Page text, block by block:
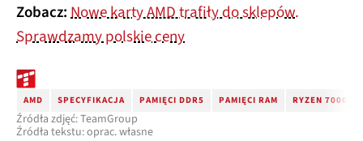
Zobacz:Nowe karty AMD trafiły do sklepów.
Sprawdzamy polskie ceny
AMD SPECYFIKACJA PAMIĘCI DDR5 PAMIĘCI RAM RYZEN 7000
Źródła zdjęć: TeamGroup
Źródła tekstu: oprac. własne